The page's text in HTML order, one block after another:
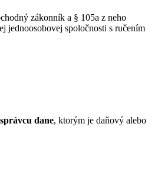
zákonník a § 105a z neho
jednoosobovej spoločnosti s ručením
dane, ktorým je daňový alebo